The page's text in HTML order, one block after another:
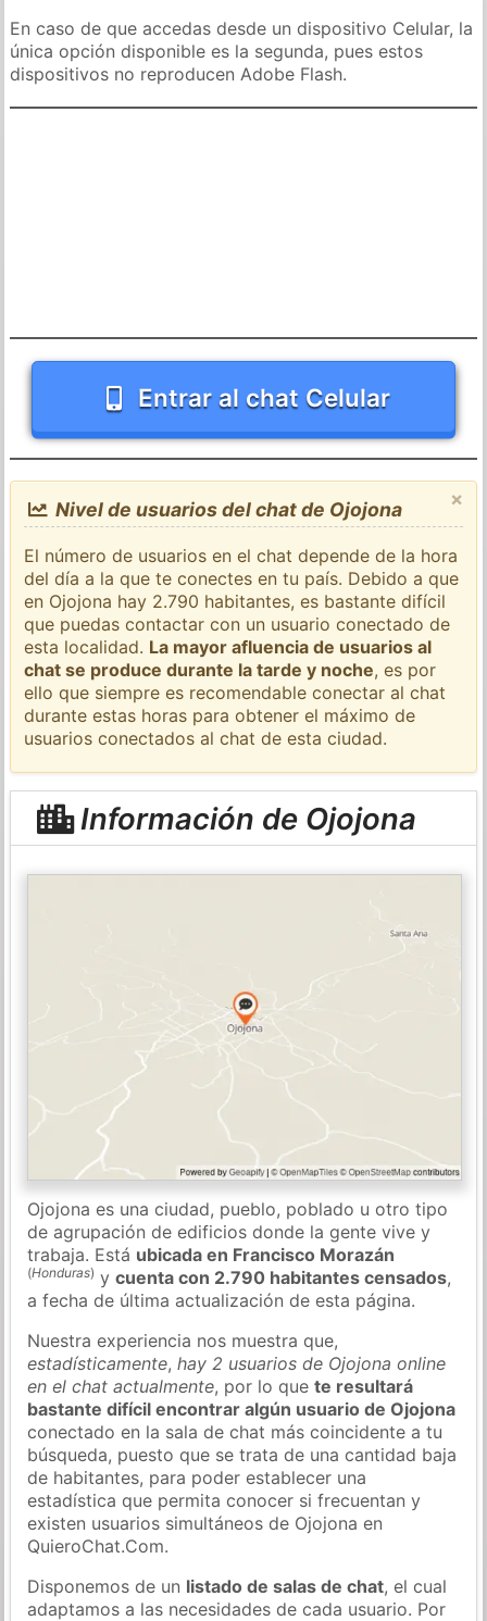
En caso de que accedas desde un dispositivo Celular, la
única opción disponible es la segunda, pues estos
dispositivos no reproducen Adobe Flash.
Entrar al chat Celular
×
Nivel de usuarios del chat de Ojojona
El número de usuarios en el chat depende de la hora
del día a la que te conectes en tu país. Debido a que
en Ojojona hay 2.790 habitantes, es bastante difícil
que puedas contactar con un usuario conectado de
esta localidad. La mayor afluencia de usuarios al
chat se produce durante la tarde y noche, es por
ello que siempre es recomendable conectar al chat
durante estas horas para obtener el máximo de
usuarios conectados al chat de esta ciudad.
Información de Ojojona
Ojojona es una ciudad, pueblo, poblado u otro tipo
de agrupación de edificios donde la gente vive y
trabaja. Está ubicada en Francisco Morazán
(Honduras) ycuenta con 2.790 habitantes censados,
a fecha de última actualización de esta página.
Nuestra experiencia nos muestra que,
estadísticamente,hay 2 usuarios de Ojojona online
en el chat actualmente, por lo quete resultará
bastante difícil encontrar algún usuario de Ojojona
conectado en la sala de chat más coincidente a tu
búsqueda, puesto que se trata de una cantidad baja
de habitantes, para poder establecer una
estadística que permita conocer si frecuentan y
existen usuarios simultáneos de Ojojona en
QuieroChat.Com.
Disponemos de un listado de salas de chat, el cual
adaptamos a las necesidades de cada usuario. Por